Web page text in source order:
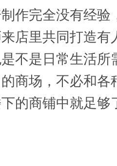
完全没有经验
店里共同打造有
不是日常生活所
商场，不必和各
的商铺中就足够